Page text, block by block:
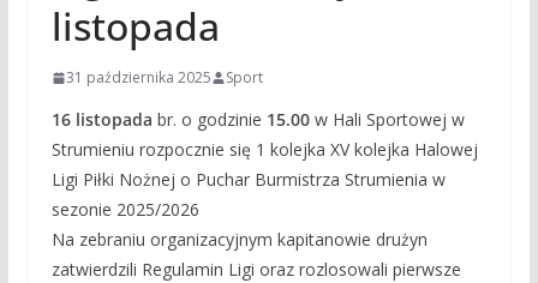
listopada
31 października 2025 Sport
16 listopada br. o godzinie 15.00w Hali Sportowej w
Strumieniu rozpocznie się 1 kolejka XV kolejka Halowej
Ligi Piłki Nożnej o Puchar Burmistrza Strumienia w
sezonie 2025/2026
Na zebraniu organizacyjnym kapitanowie drużyn
zatwierdzili Regulamin Ligi oraz rozlosowali pierwsze